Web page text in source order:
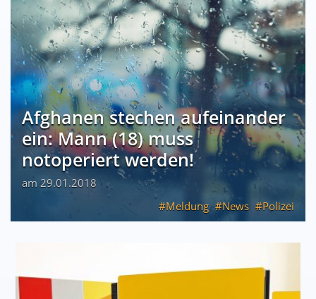
Afghanen stechen aufeinander
ein: Mann (18) muss
notoperiert werden!
am 29.01.2018
Meldung
News Polizei